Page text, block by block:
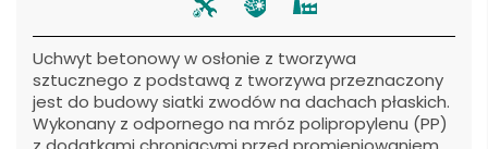
Uchwyt betonowy w osłonie z tworzywa
sztucznego z podstawą z tworzywa przeznaczony
jest do budowy siatki zwodów na dachach płaskich.
Wykonany z odpornego na mróz polipropylenu (PP)